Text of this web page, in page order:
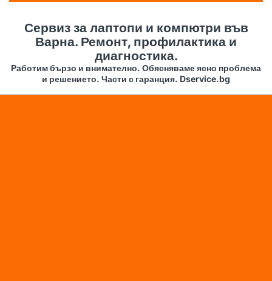
Сервиз за лаптопи и компютри във
Варна. Ремонт, профилактика и
диагностика.
Работим бързо и внимателно. Обясняваме ясно проблема
и решението. Части с гаранция. Dservice.bg